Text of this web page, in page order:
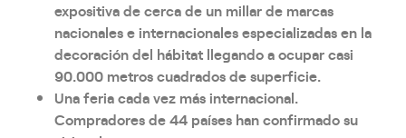
expositiva de cerca de un millar de marcas
nacionales e internacionales especializadas en la
decoración del hábitat llegando a ocupar casi
90.000 metros cuadrados de superficie.
Una feria cada vez más internacional.
Compradores de 44 países han confirmado su